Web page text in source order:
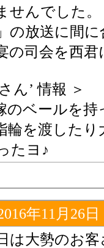
せんでした。
の放送に間
の司会を西
ん’ 情報 ＞
のベールを持
輪を渡したり
たヨ♪
年11月26日
は大勢のお